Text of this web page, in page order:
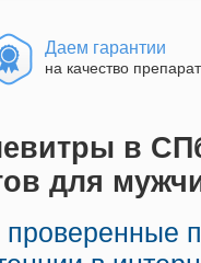
Даем гарантии
на качество
в
для